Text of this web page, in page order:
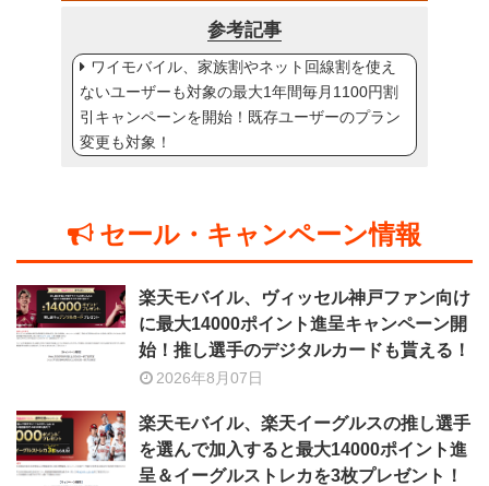
参考記事
ワイモバイル、家族割やネット回線割を使え
ないユーザーも対象の最大1年間毎月1100円割
引キャンペーンを開始！既存ユーザーのプラン
変更も対象！
セール・キャンペーン情報
楽天モバイル、ヴィッセル神戸ファン向け
に最大14000ポイント進呈キャンペーン開
始！推し選手のデジタルカードも貰える！
2026年8月07日
楽天モバイル、楽天イーグルスの推し選手
を選んで加入すると最大14000ポイント進
呈＆イーグルストレカを3枚プレゼント！